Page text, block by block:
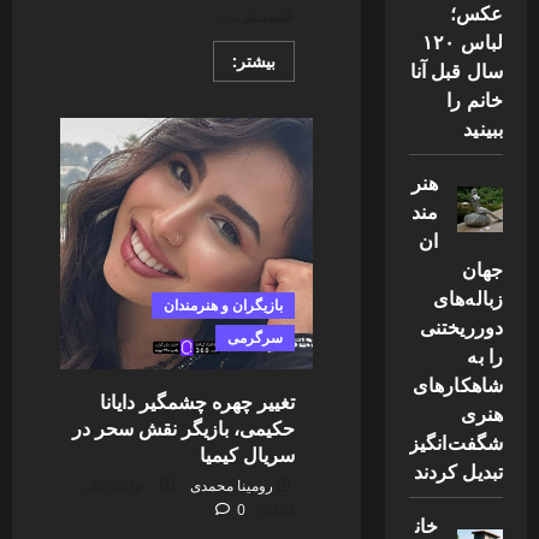
بیشتر:Read
more
تاریخی
“مهیار
عیار”
جایگزین
تانک
خورها
می
شود
بازیگران و هنرمندان
سرگرمی
تغییر چهره چشمگیر دایانا
حکیمی، بازیگر نقش سحر در
سریال کیمیا
رومینا محمدی
0
عکس؛
لباس ۱۲۰
سال قبل آنا
خانم را
ببینید
هنر
مند
ان
جهان
زباله‌های
دورریختنی
را به
شاهکارهای
هنری
شگفت‌انگیز
تبدیل کردند
خان